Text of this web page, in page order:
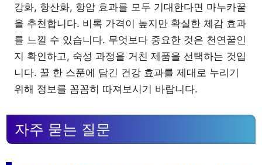
강화, 항산화, 항암 효과를 모두 기대한다면 마누카꿀
을 추천합니다. 비록 가격이 높지만 확실한 체감 효과
를 느낄 수 있습니다. 무엇보다 중요한 것은 천연꿀인
지 확인하고, 숙성 과정을 거친 제품을 선택하는 것입
니다. 꿀 한 스푼에 담긴 건강 효과를 제대로 누리기
위해 정보를 꼼꼼히 따져보시기 바랍니다.
자주 묻는 질문